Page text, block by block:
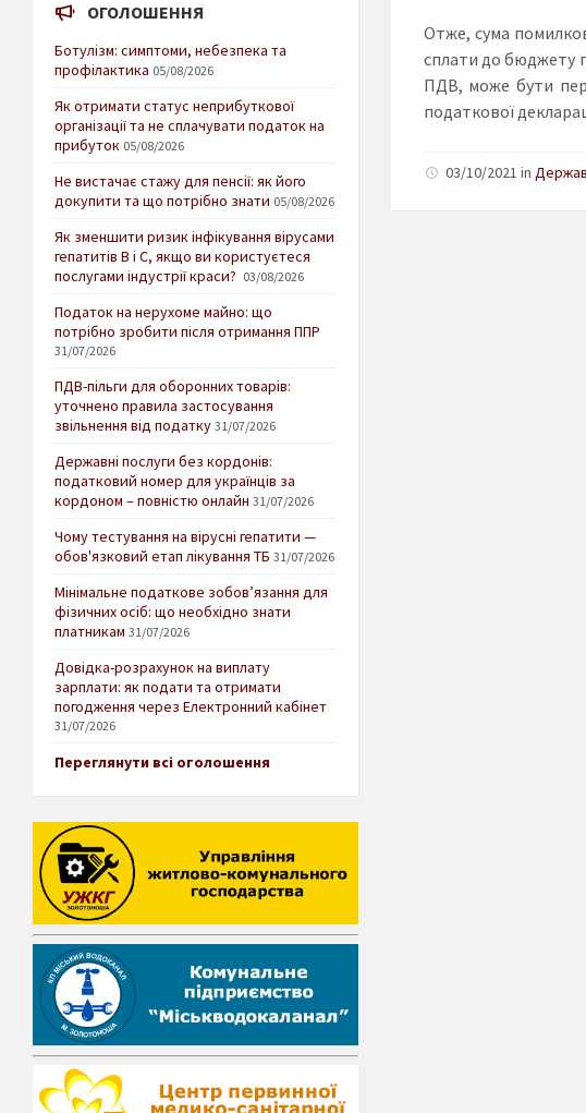
Отже, сума
сплати до бюджету
ПДВ, може бути
податкової
03/10/2021 in
ОГОЛОШЕННЯ
Ботулізм: симптоми, небезпека та
профілактика 05/08/2026
Як отримати статус неприбуткової
організації та не сплачувати податок на
прибуток 05/08/2026
Не вистачає стажу для пенсії: як його
докупити та що потрібно знати 05/08/2026
Як зменшити ризик інфікування вірусами
гепатитів В і С, якщо ви користуєтеся
послугами індустрії краси? 03/08/2026
Податок на нерухоме майно: що
потрібно зробити після отримання ППР
31/07/2026
ПДВ-пільги для оборонних товарів:
уточнено правила застосування
звільнення від податку 31/07/2026
Державні послуги без кордонів:
податковий номер для українців за
кордоном – повністю онлайн 31/07/2026
Чому тестування на вірусні гепатити —
обов'язковий етап лікування ТБ 31/07/2026
Мінімальне податкове зобов’язання для
фізичних осіб: що необхідно знати
платникам 31/07/2026
Довідка-розрахунок на виплату
зарплати: як подати та отримати
погодження через Електронний кабінет
31/07/2026
Переглянути всі оголошення